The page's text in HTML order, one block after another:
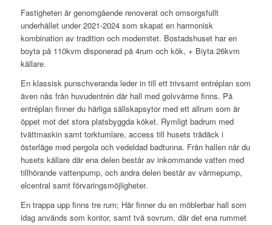
Fastigheten är genomgående renoverat och omsorgsfullt
underhållet under 2021-2024 som skapat en harmonisk
kombination av tradition och modernitet. Bostadshuset har en
boyta på 110kvm disponerad på 4rum och kök, + Biyta 26kvm
källare.
En klassisk punschveranda leder in till ett trivsamt entréplan som
även nås från huvudentrén där hall med golvvärme finns. På
entréplan finner du härliga sällskapsytor med ett allrum som är
öppet mot det stora platsbyggda köket. Rymligt badrum med
tvättmaskin samt torktumlare, access till husets trädäck i
österläge med pergola och vedeldad badtunna. Från hallen når du
husets källare där ena delen består av inkommande vatten med
tillhörande vattenpump, och andra delen består av värmepump,
elcentral samt förvaringsmöjligheter.
En trappa upp finns tre rum; Här finner du en möblerbar hall som
idag används som kontor, samt två sovrum, där det ena rummet